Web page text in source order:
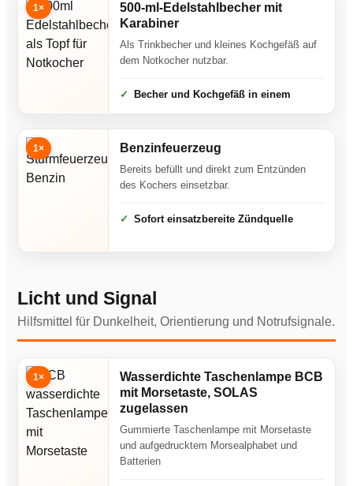
1×
500-ml-Edelstahlbecher mit
Karabiner
Als Trinkbecher und kleines Kochgefäß auf
dem Notkocher nutzbar.
Becher und Kochgefäß in einem
1× Benzinfeuerzeug
Bereits befüllt und direkt zum Entzünden
des Kochers einsetzbar.
Sofort einsatzbereite Zündquelle
Licht und Signal
Hilfsmittel für Dunkelheit, Orientierung und Notrufsignale.
1×
Wasserdichte Taschenlampe BCB
mit Morsetaste, SOLAS
zugelassen
Gummierte Taschenlampe mit Morsetaste
und aufgedrucktem Morsealphabet und
Batterien